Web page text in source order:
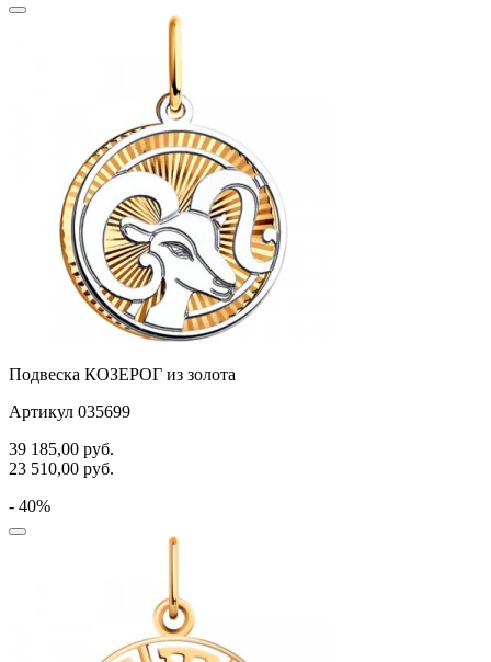
Подвеска КОЗЕРОГ из золота
Артикул 035699
39 185,00 руб.
23 510,00 руб.
- 40%